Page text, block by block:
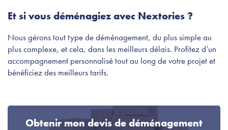
Et si vous déménagiez avec Nextories ?
Nous gérons tout type de déménagement, du plus simple au
plus complexe, et cela, dans les meilleurs délais. Profitez d’un
accompagnement personnalisé tout au long de votre projet et
bénéficiez des meilleurs tarifs.
Obtenir mon devis de déménagement